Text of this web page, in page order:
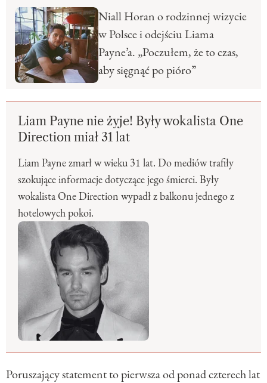
Niall Horan o rodzinnej wizycie
w Polsce i odejściu Liama
Payne’a. „Poczułem, że to czas,
aby sięgnąć po pióro”
Liam Payne nie żyje! Były wokalista One
Direction miał 31 lat
Liam Payne zmarł w wieku 31 lat. Do mediów trafiły
szokujące informacje dotyczące jego śmierci. Były
wokalista One Direction wypadł z balkonu jednego z
hotelowych pokoi.
Poruszający statement to pierwsza od ponad czterech lat